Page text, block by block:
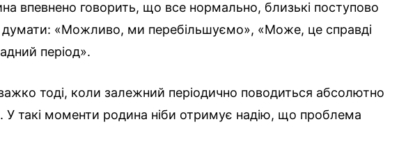
впевнено говорить, що все нормально, близькі поступово
«Можливо, ми перебільшуємо», «Може, це справді
період».
тоді, коли залежний періодично поводиться абсолютно
У такі моменти родина ніби отримує надію, що проблема